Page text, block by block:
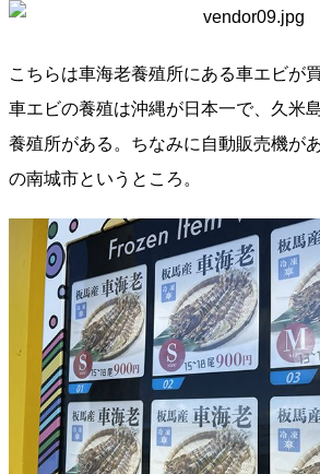
こちらは車海老養殖所にある車エビが
車エビの養殖は沖縄が日本一で、久米
養殖所がある。ちなみに自動販売機が
の南城市というところ。